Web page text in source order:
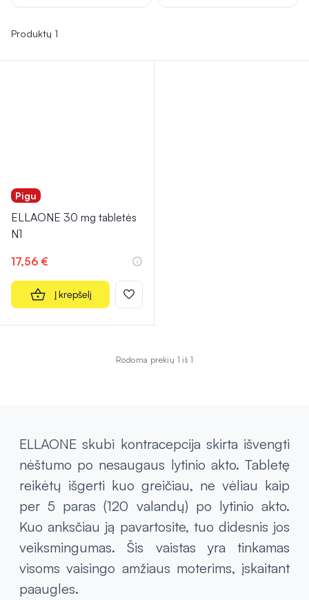
Produktų 1
Pigu
ELLAONE 30 mg tabletės
N1
17,56 €
Į krepšelį
Rodoma prekių 1 iš 1
ELLAONE skubi kontracepcija skirta išvengti
nėštumo po nesaugaus lytinio akto. Tabletę
reikėtų išgerti kuo greičiau, ne vėliau kaip
per 5 paras (120 valandų) po lytinio akto.
Kuo anksčiau ją pavartosite, tuo didesnis jos
veiksmingumas. Šis vaistas yra tinkamas
visoms vaisingo amžiaus moterims, įskaitant
paaugles.